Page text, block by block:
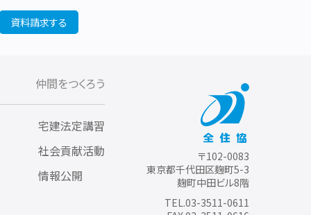
資料請求する
仲間をつくろう
宅建法定講習
社会貢献活動
情報公開
〒102-0083
東京都千代田区麹町5-3
麹町中田ビル8階
TEL.03-3511-0611